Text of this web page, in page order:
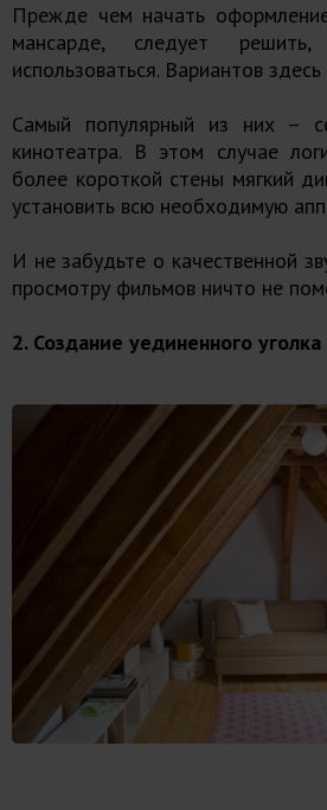
Прежде чем начать
мансарде, следует
использоваться. Вариантов
Самый популярный из них –
кинотеатра. В этом случае
более короткой стены мягкий
установить всю необходимую
И не забудьте о качественной
просмотру фильмов ничто не
2. Создание уединенного